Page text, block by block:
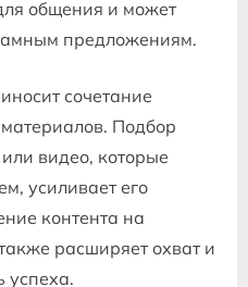
общения и может
предложениям.
сочетание
Подбор
видео, которые
усиливает его
контента на
расширяет охват и
успеха.